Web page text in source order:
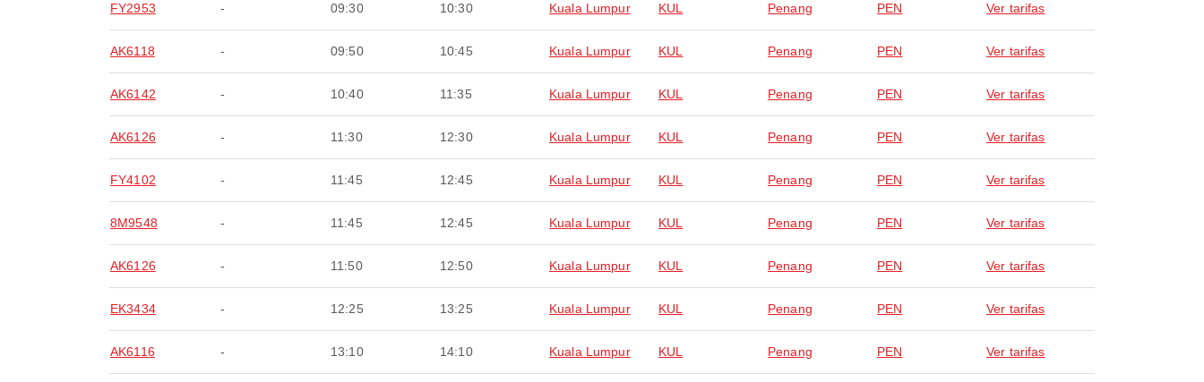
FY2953 - 09:30 10:30 Kuala Lumpur KUL Penang PEN Ver tarifas
AK6118 - 09:50 10:45 Kuala Lumpur KUL Penang PEN Ver tarifas
AK6142 - 10:40 11:35 Kuala Lumpur KUL Penang PEN Ver tarifas
AK6126 - 11:30 12:30 Kuala Lumpur KUL Penang PEN Ver tarifas
FY4102 - 11:45 12:45 Kuala Lumpur KUL Penang PEN Ver tarifas
8M9548 - 11:45 12:45 Kuala Lumpur KUL Penang PEN Ver tarifas
AK6126 - 11:50 12:50 Kuala Lumpur KUL Penang PEN Ver tarifas
EK3434 - 12:25 13:25 Kuala Lumpur KUL Penang PEN Ver tarifas
AK6116 - 13:10 14:10 Kuala Lumpur KUL Penang PEN Ver tarifas